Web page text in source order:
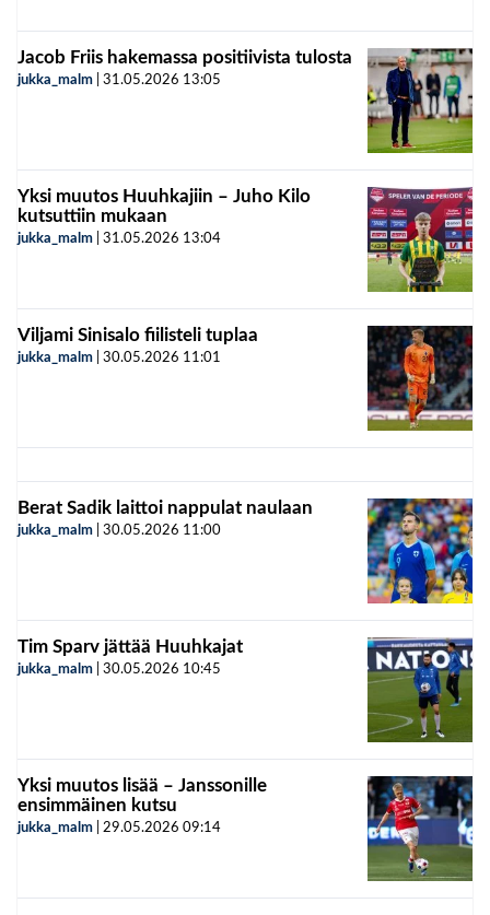
Jacob Friis hakemassa positiivista tulosta
jukka_malm 31.05.2026 13:05
Yksi muutos Huuhkajiin – Juho Kilo
kutsuttiin mukaan
jukka_malm 31.05.2026 13:04
Viljami Sinisalo fiilisteli tuplaa
jukka_malm 30.05.2026 11:01
Berat Sadik laittoi nappulat naulaan
jukka_malm 30.05.2026 11:00
Tim Sparv jättää Huuhkajat
jukka_malm 30.05.2026 10:45
Yksi muutos lisää – Janssonille
ensimmäinen kutsu
jukka_malm 29.05.2026 09:14